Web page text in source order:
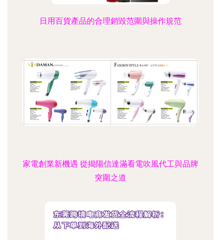
日用百貨產品的合理銷毀范圍與操作規范
家電創業新機遇 從揭陽信達滿看電吹風代工與品牌
突圍之道